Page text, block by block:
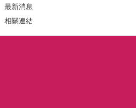
最新消息
相關連結